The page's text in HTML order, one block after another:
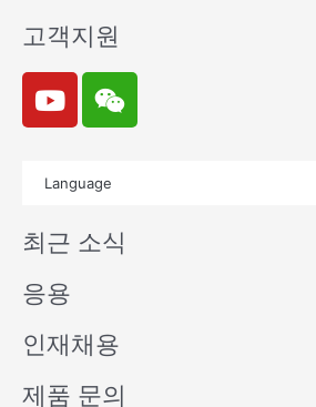
고객지원
Y
o
u
e
W
e
i
n
Language
최근 소식
응용
인재채용
제품 문의